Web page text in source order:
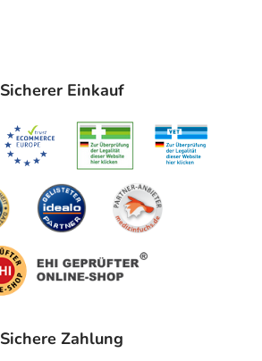
Sicherer Einkauf
Sichere Zahlung